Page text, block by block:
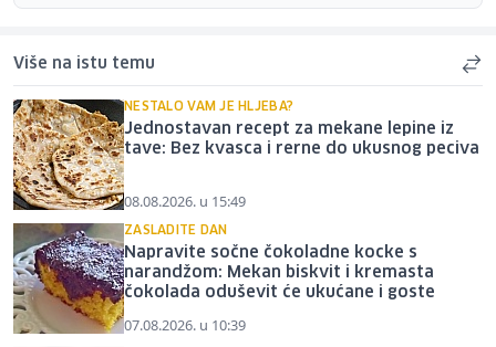
Više na istu temu
NESTALO VAM JE HLJEBA?
Jednostavan recept za mekane lepine iz
tave: Bez kvasca i rerne do ukusnog peciva
08.08.2026. u 15:49
ZASLADITE DAN
Napravite sočne čokoladne kocke s
narandžom: Mekan biskvit i kremasta
čokolada oduševit će ukućane i goste
07.08.2026. u 10:39